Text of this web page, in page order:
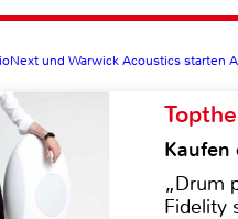
und Warwick Acoustics starten
Kaufen
„Drum
Fidelity